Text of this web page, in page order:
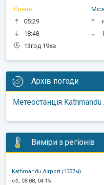
Сонце
05:29
18:48
13год 19хв
Архів погоди
Метеостанція
Виміри з регіонів
Kathmandu Airport (1337м)
сб, 08.08, 04:15